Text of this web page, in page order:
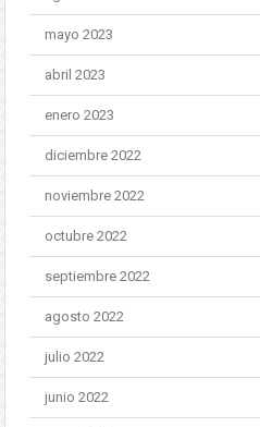
mayo 2023
abril 2023
enero 2023
diciembre 2022
noviembre 2022
octubre 2022
septiembre 2022
agosto 2022
julio 2022
junio 2022